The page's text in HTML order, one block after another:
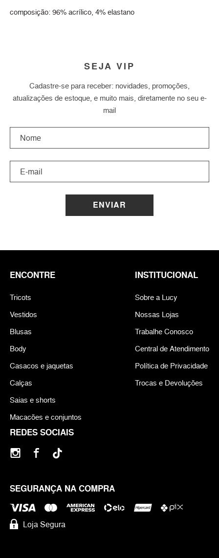
composição: 96% acrílico, 4% elastano
SEJA VIP
Cadastre-se para receber: novidades, promoções,
atualizações de estoque, e muito mais, diretamente no seu e-
mail
ENVIAR
REDES SOCIAIS
SEGURANÇA NA COMPRA
Loja Segura
ENCONTRE
Tricots
Vestidos
Blusas
Body
Casacos e jaquetas
Calças
Saias e shorts
Macacões e conjuntos
INSTITUCIONAL
Sobre a Lucy
Nossas Lojas
Trabalhe Conosco
Central de Atendimento
Política de Privacidade
Trocas e Devoluções